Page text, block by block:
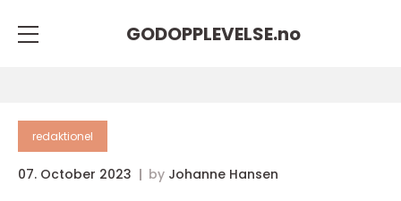
GODOPPLEVELSE.no
redaktionel
07. October 2023 by Johanne Hansen